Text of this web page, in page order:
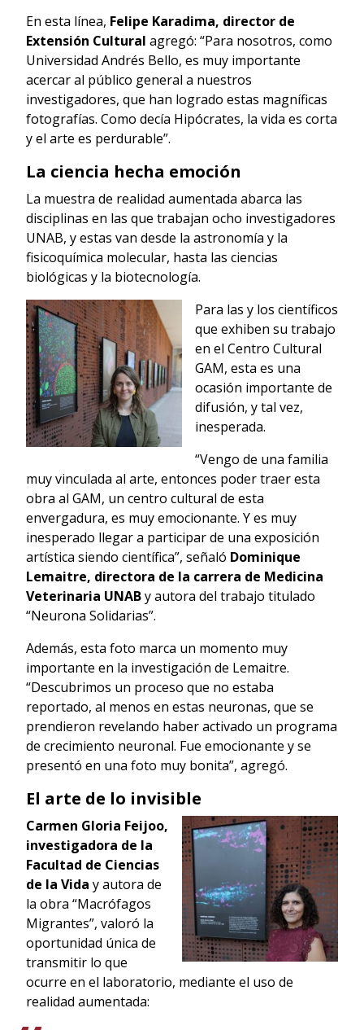
En esta línea, Felipe Karadima, director de
Extensión Cultural agregó: “Para nosotros, como
Universidad Andrés Bello, es muy importante
acercar al público general a nuestros
investigadores, que han logrado estas magníficas
fotografías. Como decía Hipócrates, la vida es corta
y el arte es perdurable”.
La ciencia hecha emoción
La muestra de realidad aumentada abarca las
disciplinas en las que trabajan ocho investigadores
UNAB, y estas van desde la astronomía y la
fisicoquímica molecular, hasta las ciencias
biológicas y la biotecnología.
Para las y los científicos
que exhiben su trabajo
en el Centro Cultural
GAM, esta es una
ocasión importante de
difusión, y tal vez,
inesperada.
“Vengo de una familia
muy vinculada al arte, entonces poder traer esta
obra al GAM, un centro cultural de esta
envergadura, es muy emocionante. Y es muy
inesperado llegar a participar de una exposición
artística siendo científica”, señaló Dominique
Lemaitre, directora de la carrera de Medicina
Veterinaria UNABy autora del trabajo titulado
“Neurona Solidarias”.
Además, esta foto marca un momento muy
importante en la investigación de Lemaitre.
“Descubrimos un proceso que no estaba
reportado, al menos en estas neuronas, que se
prendieron revelando haber activado un programa
de crecimiento neuronal. Fue emocionante y se
presentó en una foto muy bonita”, agregó.
El arte de lo invisible
Carmen Gloria Feijoo,
investigadora de la
Facultad de Ciencias
de la Vida y autora de
la obra “Macrófagos
Migrantes”, valoró la
oportunidad única de
transmitir lo que
ocurre en el laboratorio, mediante el uso de
realidad aumentada: